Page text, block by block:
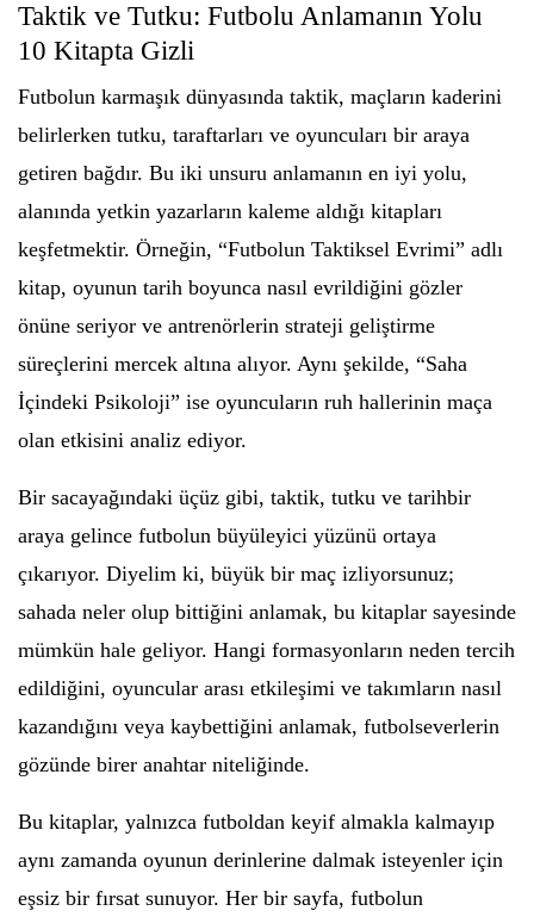
Taktik ve Tutku: Futbolu Anlamanın Yolu
10 Kitapta Gizli
Futbolun karmaşık dünyasında taktik, maçların kaderini
belirlerken tutku, taraftarları ve oyuncuları bir araya
getiren bağdır. Bu iki unsuru anlamanın en iyi yolu,
alanında yetkin yazarların kaleme aldığı kitapları
keşfetmektir. Örneğin, “Futbolun Taktiksel Evrimi” adlı
kitap, oyunun tarih boyunca nasıl evrildiğini gözler
önüne seriyor ve antrenörlerin strateji geliştirme
süreçlerini mercek altına alıyor. Aynı şekilde, “Saha
İçindeki Psikoloji” ise oyuncuların ruh hallerinin maça
olan etkisini analiz ediyor.
Bir sacayağındaki üçüz gibi, taktik, tutku ve tarihbir
araya gelince futbolun büyüleyici yüzünü ortaya
çıkarıyor. Diyelim ki, büyük bir maç izliyorsunuz;
sahada neler olup bittiğini anlamak, bu kitaplar sayesinde
mümkün hale geliyor. Hangi formasyonların neden tercih
edildiğini, oyuncular arası etkileşimi ve takımların nasıl
kazandığını veya kaybettiğini anlamak, futbolseverlerin
gözünde birer anahtar niteliğinde.
Bu kitaplar, yalnızca futboldan keyif almakla kalmayıp
aynı zamanda oyunun derinlerine dalmak isteyenler için
eşsiz bir fırsat sunuyor. Her bir sayfa, futbolun